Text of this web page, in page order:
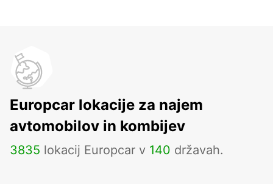
Europcar lokacije za najem
avtomobilov in kombijev
3835 lokacij Europcar v 140 državah.